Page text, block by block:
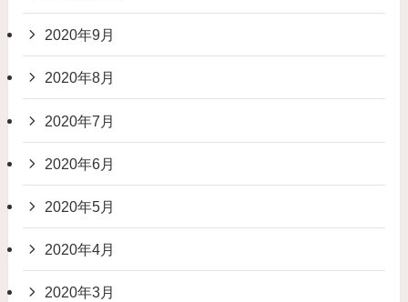
2020年9月
2020年8月
2020年7月
2020年6月
2020年5月
2020年4月
2020年3月